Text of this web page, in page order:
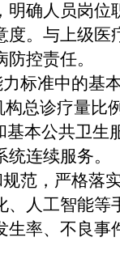
确人员岗位
。与上级医
控责任。
标准中的基
总诊疗量比
本公共卫生
连续服务。
范，严格落
、人工智能等
生率、不良事